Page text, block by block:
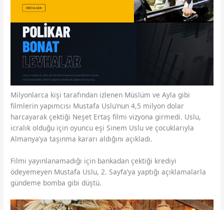
Milyonlarca kişi tarafından izlenen Müslüm ve Ayla gibi
filmlerin yapımcısı Mustafa Uslu’nun 4,5 milyon dolar
harcayarak çektiği Neşet Ertaş filmi vizyona girmedi. Uslu,
icralık olduğu için oyuncu eşi Sinem Uslu ve çocuklarıyla
Almanya’ya taşınma kararı aldığını açıkladı.
Filmi yayınlanamadığı için bankadan çektiği krediyi
ödeyemeyen Mustafa Uslu, 2. Sayfa’ya yaptığı açıklamalarla
gündeme bomba gibi düştü.